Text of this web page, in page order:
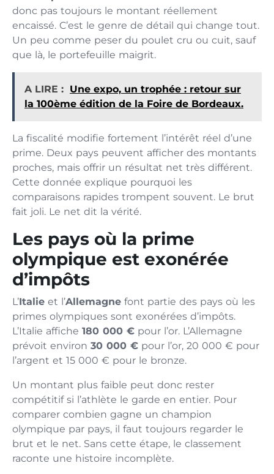
donc pas toujours le montant réellement
encaissé. C’est le genre de détail qui change tout.
Un peu comme peser du poulet cru ou cuit, sauf
que là, le portefeuille maigrit.
A LIRE : Une expo, un trophée : retour sur
la 100ème édition de la Foire de Bordeaux.
La fiscalité modifie fortement l’intérêt réel d’une
prime. Deux pays peuvent afficher des montants
proches, mais offrir un résultat net très différent.
Cette donnée explique pourquoi les
comparaisons rapides trompent souvent. Le brut
fait joli. Le net dit la vérité.
Les pays où la prime
olympique est exonérée
d’impôts
L’Italie et l’Allemagne font partie des pays où les
primes olympiques sont exonérées d’impôts.
L’Italie affiche 180 000 € pour l’or. L’Allemagne
prévoit environ 30 000 € pour l’or, 20 000 € pour
l’argent et 15 000 € pour le bronze.
Un montant plus faible peut donc rester
compétitif si l’athlète le garde en entier. Pour
comparer combien gagne un champion
olympique par pays, il faut toujours regarder le
brut et le net. Sans cette étape, le classement
raconte une histoire incomplète.